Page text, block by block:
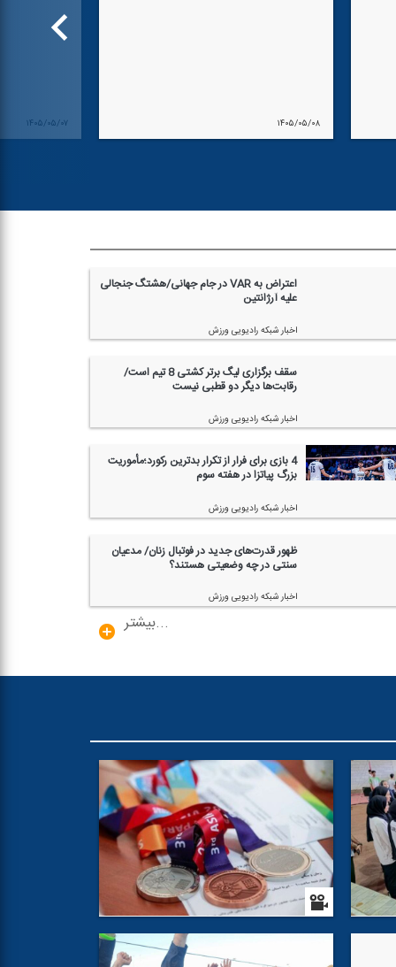
۱۴۰۵/۰۵/۰۸ ۱۴۰۵/۰۵/۰۷
اعتراض به VAR در جام جهانی/هشتگ جنجالی
علیه آرژانتین
اخبار شبكه رادیویی ورزش
سقف برگزاری لیگ برتر كشتی 8 تیم است/
رقابت‌ها دیگر دو قطبی نیست
اخبار شبكه رادیویی ورزش
4 بازی برای فرار از تكرار بدترین ركورد؛مأموریت
بزرگ پیاتزا در هفته سوم
اخبار شبكه رادیویی ورزش
ظهور قدرت‌های جدید در فوتبال زنان/ مدعیان
سنتی در چه وضعیتی هستند؟
اخبار شبكه رادیویی ورزش
...بیشتر